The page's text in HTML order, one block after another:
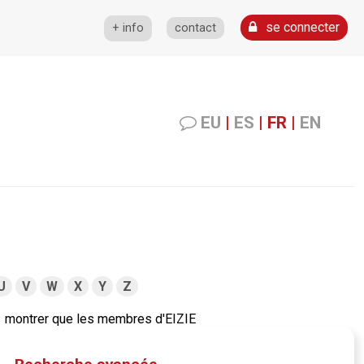
+ info contact se connecter
EU | ES | FR| EN
V W X Y Z
montrer que les membres d'EIZIE